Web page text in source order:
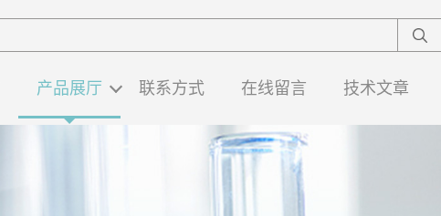
产品展厅 联系方式 在线留言 技术文章